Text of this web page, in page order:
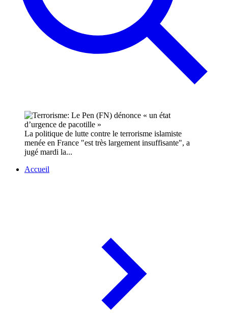
La politique de lutte contre le terrorisme islamiste
menée en France "est très largement insuffisante", a
jugé mardi la...
Accueil